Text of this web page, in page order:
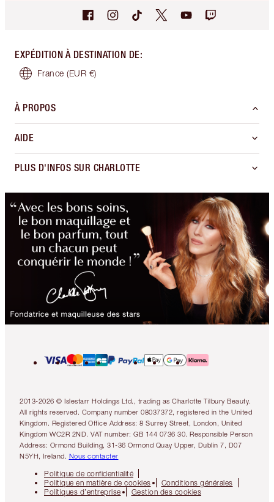
EXPÉDITION À DESTINATION DE:
France (EUR €)
À PROPOS
AIDE
PLUS D'INFOS SUR CHARLOTTE
2013-2026 © Islestarr Holdings Ltd., trading as Charlotte Tilbury Beauty.
All rights reserved. Company number 08037372, registered in the United
Kingdom. Registered Office Address: 8 Surrey Street, London, United
Kingdom WC2R 2ND. VAT number: GB 144 0736 30. Responsible Person
Address: Ormond Building, 31-36 Ormond Quay Upper, Dublin 7, D07
N5YH, Ireland. Nous contacter
Politique de confidentialité
Politique en matière de cookies
Conditions générales
Politiques d’entreprise
Gestion des cookies